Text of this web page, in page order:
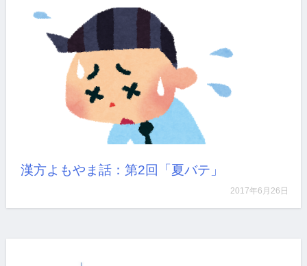
漢方よもやま話：第2回「夏バテ」
2017年6月26日
ACP J2017のワークショップでレクチャーの評価につ
詳しく見る